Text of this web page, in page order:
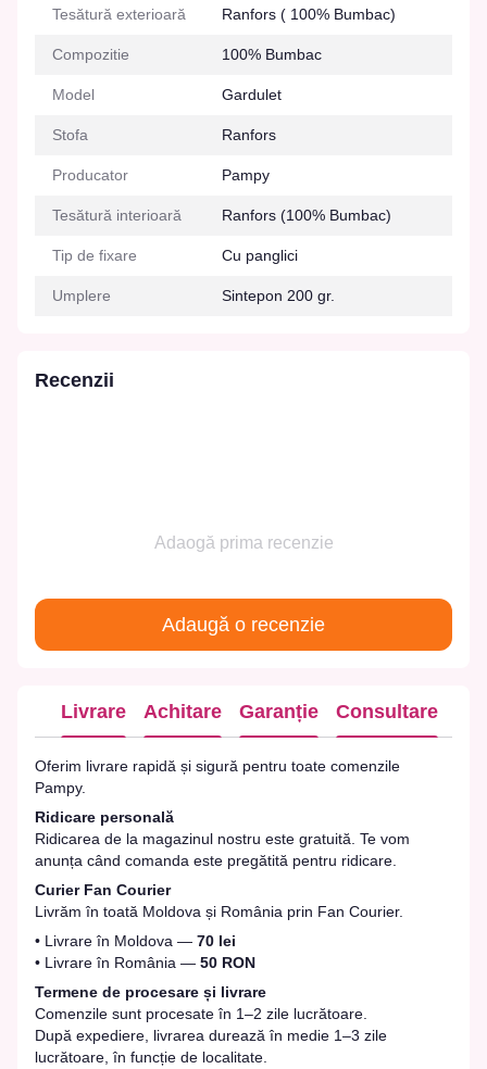
Tesătură exterioară Ranfors ( 100% Bumbac)
Compozitie 100% Bumbac
Model Gardulet
Stofa Ranfors
Producator Pampy
Tesătură interioară Ranfors (100% Bumbac)
Tip de fixare Cu panglici
Umplere Sintepon 200 gr.
Recenzii
Adaogă prima recenzie
Adaugă o recenzie
Livrare Achitare Garanție Consultare
Oferim livrare rapidă și sigură pentru toate comenzile
Pampy.
Ridicare personală
Ridicarea de la magazinul nostru este gratuită. Te vom
anunța când comanda este pregătită pentru ridicare.
Curier Fan Courier
Livrăm în toată Moldova și România prin Fan Courier.
• Livrare în Moldova — 70 lei
• Livrare în România — 50 RON
Termene de procesare și livrare
Comenzile sunt procesate în 1–2 zile lucrătoare.
După expediere, livrarea durează în medie 1–3 zile
lucrătoare, în funcție de localitate.